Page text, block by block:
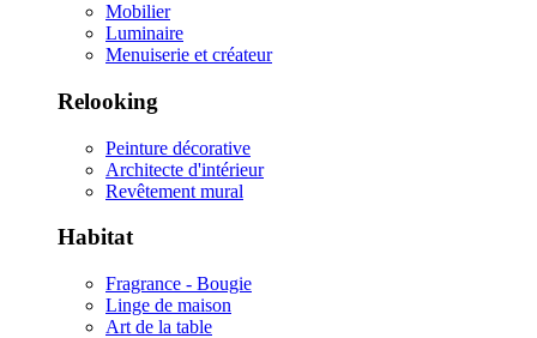
Mobilier
Luminaire
Menuiserie et créateur
Relooking
Peinture décorative
Architecte d'intérieur
Revêtement mural
Habitat
Fragrance - Bougie
Linge de maison
Art de la table